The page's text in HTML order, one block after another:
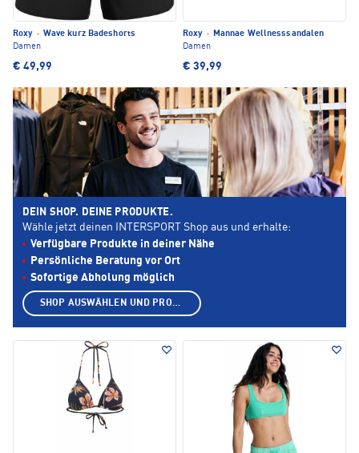
Roxy · Wave kurz Badeshorts
Damen
€ 49,99
Roxy ·
Mannae Wellnesssandalen
Damen
€ 39,99
DEIN SHOP. DEINE PRODUKTE.
Wähle jetzt deinen INTERSPORT Shop aus und erhalte:
Verfügbare Produkte in deiner Nähe
Persönliche Beratung vor Ort
Sofortige Abholung möglich
SHOP AUSWÄHLEN UND PRODUKTE ANZEIGEN